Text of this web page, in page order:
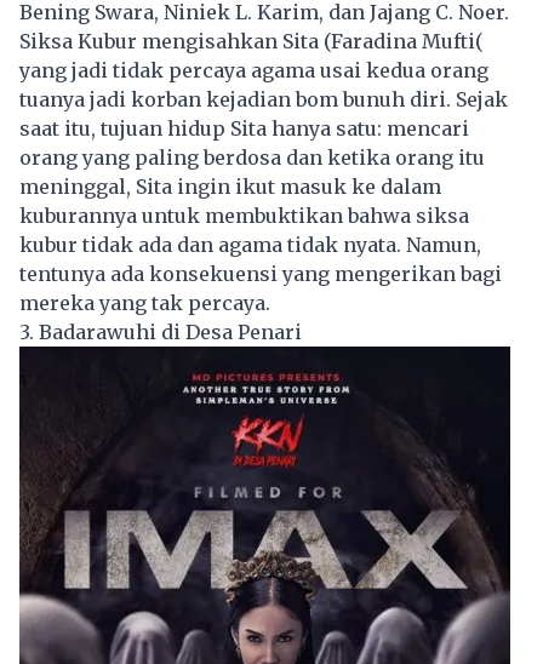
Bening Swara, Niniek L. Karim, dan Jajang C. Noer.
Siksa Kubur mengisahkan Sita (Faradina Mufti(
yang jadi tidak percaya agama usai kedua orang
tuanya jadi korban kejadian bom bunuh diri. Sejak
saat itu, tujuan hidup Sita hanya satu: mencari
orang yang paling berdosa dan ketika orang itu
meninggal, Sita ingin ikut masuk ke dalam
kuburannya untuk membuktikan bahwa siksa
kubur tidak ada dan agama tidak nyata. Namun,
tentunya ada konsekuensi yang mengerikan bagi
mereka yang tak percaya.
3. Badarawuhi di Desa Penari